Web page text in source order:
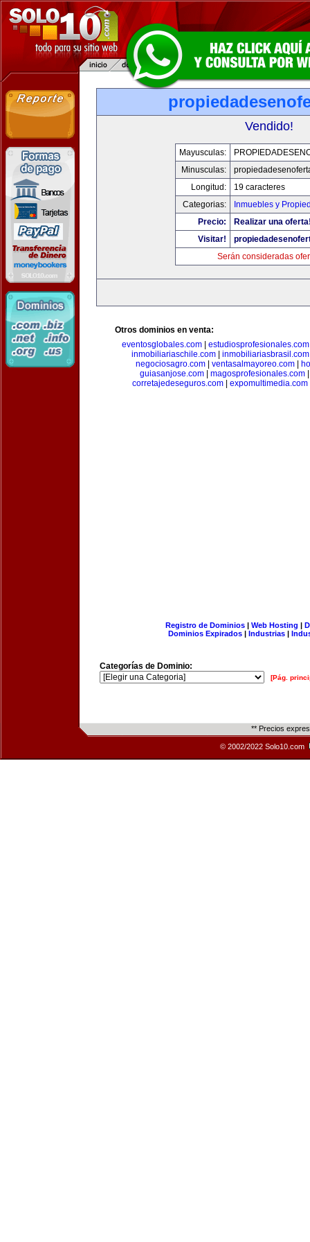
Vendido!
Mayusculas:
Minusculas:
Longitud:
19 caracteres
Categorias:
Inmuebles y
Precio:
Realizar una
Visitar!
Serán consideradas
Otros dominios en venta:
eventosglobales.com| estudiosprofesionales.com
inmobiliariaschile.com| inmobiliariasbrasil.com
negociosagro.com
ventasalmayoreo.com
guiasanjose.com| magosprofesionales.com
corretajedeseguros.com
expomultimedia.com
Registro de Dominios| Web Hosting |
Dominios Expirados | Industrias |
Categorías de Dominio:
[Pág.
** Precios
© 2002/2022 Solo10.com